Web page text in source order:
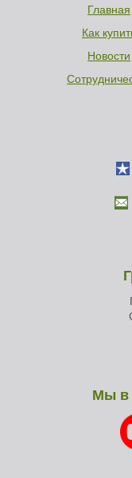
Главная
Как
Новости
Мы в